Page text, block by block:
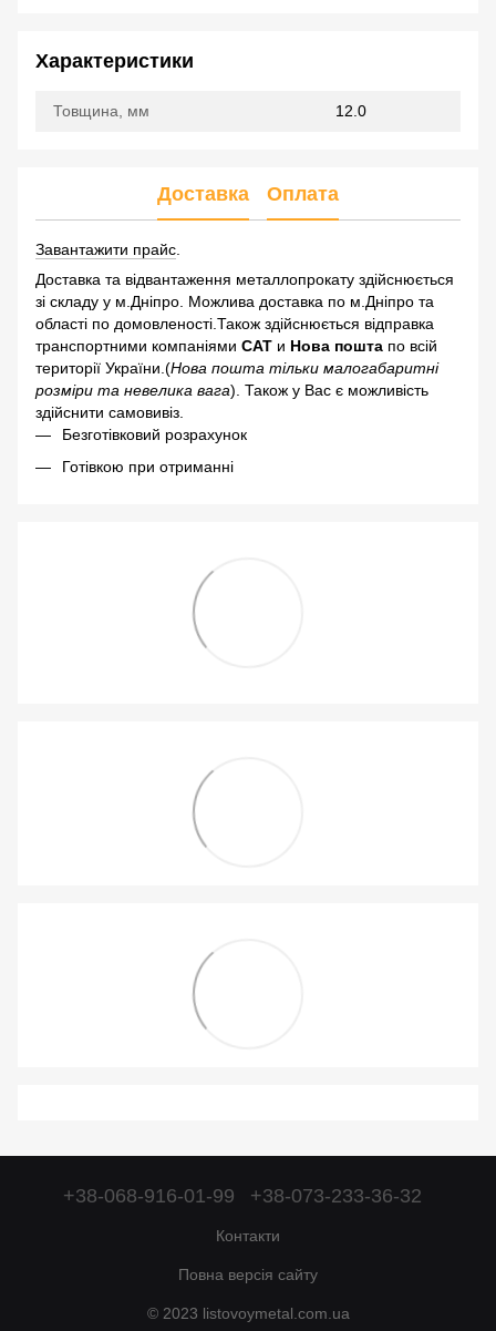
Характеристики
Товщина, мм 12.0
Доставка Оплата
Завантажити прайс
Доставка та відвантаження металлопрокату здійснюється
зі складу у м.Дніпро. Можлива доставка по м.Дніпро та
області по домовленості.Також здійснюється відправка
транспортними компаніями САТ и Нова пошта по всій
території України.(Нова пошта тільки малогабаритні
розміри та невелика вага). Також у Вас є можливість
здійснити самовивіз.
Безготівковий розрахунок
Готівкою при отриманні
+38-068-916-01-99 +38-073-233-36-32
Контакти
Повна версія сайту
© 2023 listovoymetal.com.ua